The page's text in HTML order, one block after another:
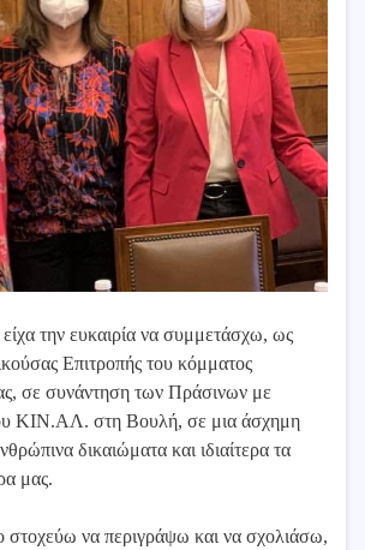
την ευκαιρία να συμμετάσχω, ως
Επιτροπής του κόμματος
σε συνάντηση των Πράσινων με
ΚΙΝ.ΑΛ. στη Βουλή, σε μια άσχημη
δικαιώματα και ιδιαίτερα τα
μας.
να περιγράψω και να σχολιάσω,